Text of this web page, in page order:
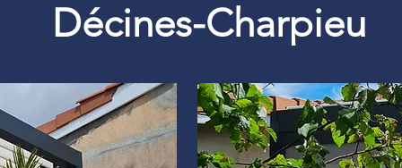
Décines-Charpieu